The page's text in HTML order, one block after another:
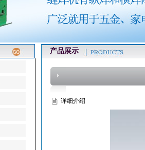
产品展示
详细介绍